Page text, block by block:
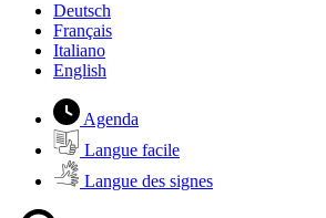
Deutsch
Français
Italiano
English
Agenda
Langue facile
Langue des signes